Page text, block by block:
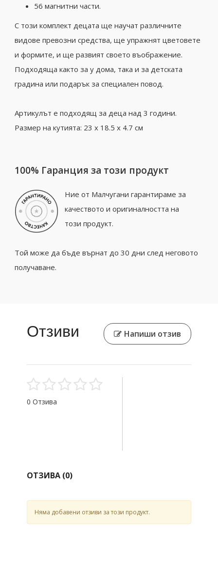
56 магнитни части.
С този комплект децата ще научат различните
видове превозни средства, ще упражнят цветовете
и формите, и ще развият своето въображение.
Подходяща както за у дома, така и за детската
градина или подарък за специален повод.
Артикулът е подходящ за деца над 3 години.
Размер на кутията: 23 x 18.5 x 4.7 см
100% Гаранция за този продукт
Ние от Малчугани гарантираме за
качеството и оригиналността на
този продукт.
Той може да бъде върнат до 30 дни след неговото
получаване.
Отзиви Напиши отзив
0 Отзива
ОТЗИВА (0)
Няма добавени отзиви за този продукт.